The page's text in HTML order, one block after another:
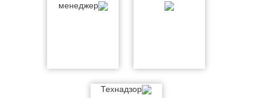
менеджер
Технадзор